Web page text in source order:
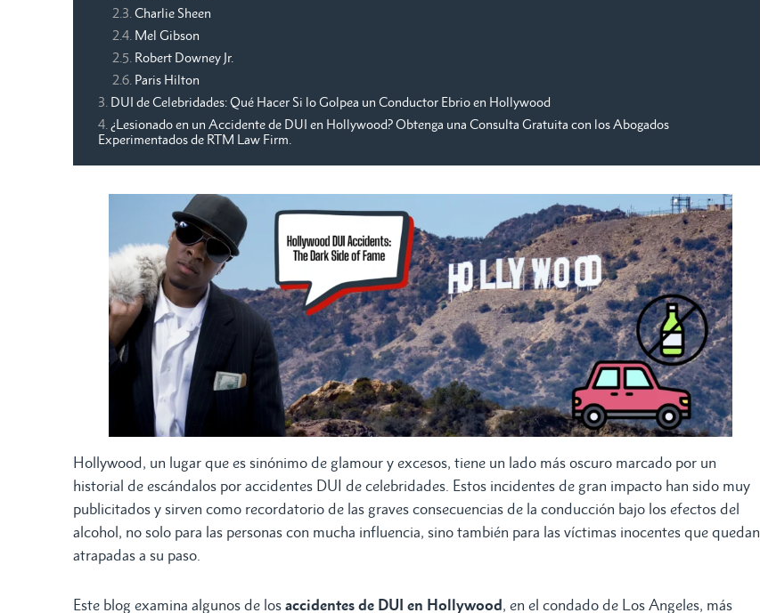
Charlie Sheen
Mel Gibson
Robert Downey Jr.
Paris Hilton
DUI de Celebridades: Qué Hacer Si lo Golpea un Conductor Ebrio en Hollywood
¿Lesionado en un Accidente de DUI en Hollywood? Obtenga una Consulta Gratuita con los Abogados
Experimentados de RTM Law Firm.
Hollywood, un lugar que es sinónimo de glamour y excesos, tiene un lado más oscuro marcado por un
historial de escándalos por accidentes DUI de celebridades. Estos incidentes de gran impacto han sido muy
publicitados y sirven como recordatorio de las graves consecuencias de la conducción bajo los efectos del
alcohol, no solo para las personas con mucha influencia, sino también para las víctimas inocentes que quedan
atrapadas a su paso.
Este blog examina algunos de los accidentes de DUI en Hollywood, en el condado de Los Angeles, más